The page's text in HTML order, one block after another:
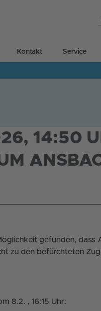
Kontakt Service
14:50
gefunden,
zu den befürchteten
8.2. , 16:15 Uhr: